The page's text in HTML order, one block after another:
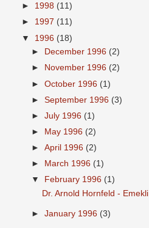
► 1998 (11)
► 1997 (11)
▼ 1996 (18)
►
December 1996 (2)
►
November 1996 (2)
►October 1996 (1)
►September 1996 (3)
►July 1996 (1)
►
May 1996 (2)
►April 1996 (2)
►
March 1996 (1)
▼
February 1996 (1)
Dr. Arnold Hornfeld - Emekli
►January 1996 (3)